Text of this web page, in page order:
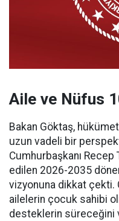
Aile ve Nüfus
Bakan Göktaş,
uzun vadeli bir
Cumhurbaşkanı Recep
edilen 2026-2035
vizyonuna dikkat çekti.
ailelerin çocuk sahibi
desteklerin süreceğini